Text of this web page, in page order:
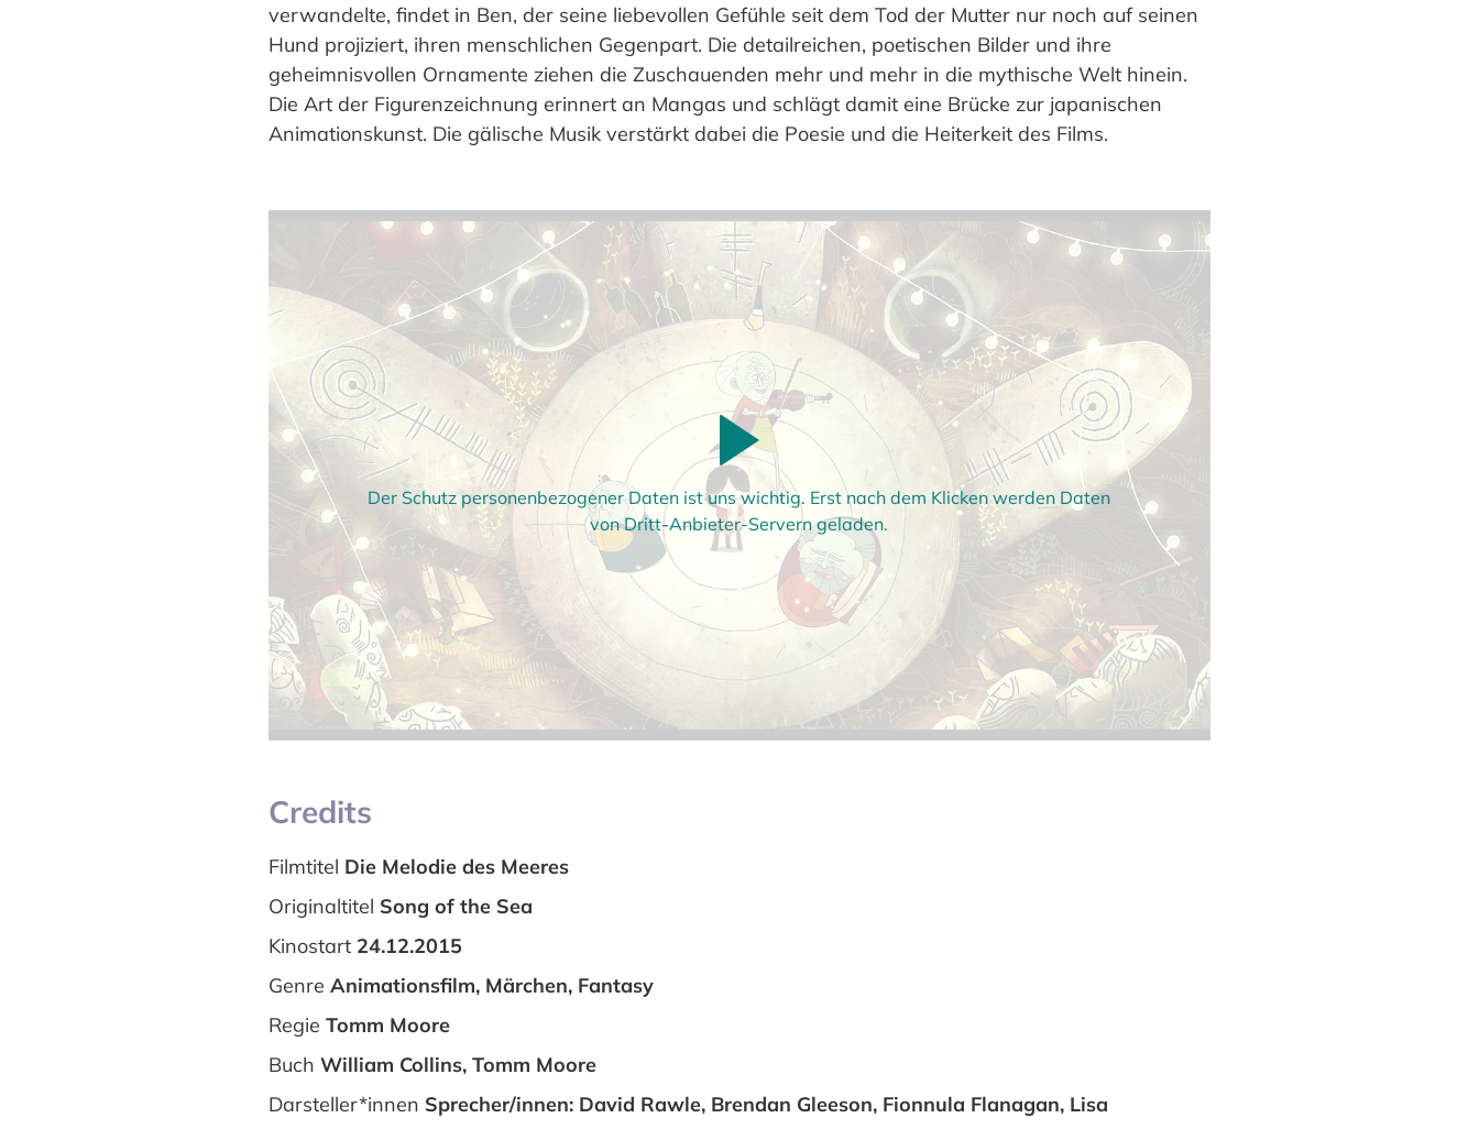
verwandelte, findet in Ben, der seine liebevollen Gefühle seit dem Tod der Mutter nur noch auf seinen
Hund projiziert, ihren menschlichen Gegenpart. Die detailreichen, poetischen Bilder und ihre
geheimnisvollen Ornamente ziehen die Zuschauenden mehr und mehr in die mythische Welt hinein.
Die Art der Figurenzeichnung erinnert an Mangas und schlägt damit eine Brücke zur japanischen
Animationskunst. Die gälische Musik verstärkt dabei die Poesie und die Heiterkeit des Films.
Der Schutz personenbezogener Daten ist uns wichtig. Erst nach dem Klicken werden Daten
von Dritt-Anbieter-Servern geladen.
Credits
Filmtitel Die Melodie des Meeres
Originaltitel Song of the Sea
Kinostart 24.12.2015
Genre Animationsfilm, Märchen, Fantasy
Regie Tomm Moore
Buch William Collins, Tomm Moore
Darsteller*innen Sprecher/innen: David Rawle, Brendan Gleeson, Fionnula Flanagan, Lisa